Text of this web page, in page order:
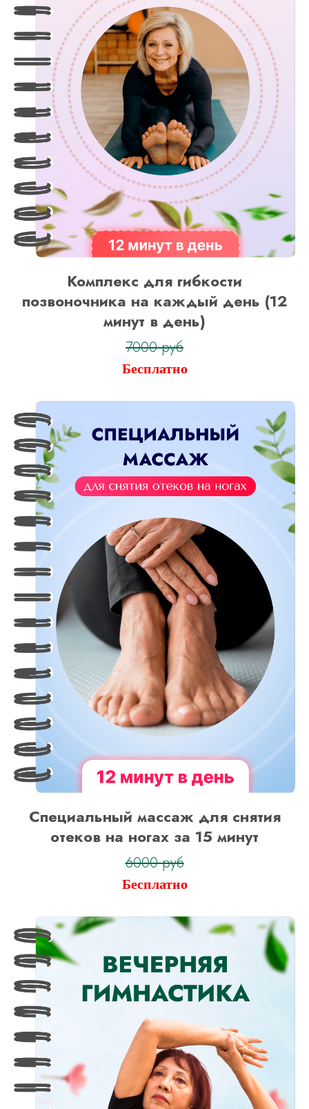
Комплекс для гибкости
позвоночника на каждый день (12
минут в день)
7000 руб
Бесплатно
Специальный массаж для снятия
отеков на ногах за 15 минут
6000 руб
Бесплатно